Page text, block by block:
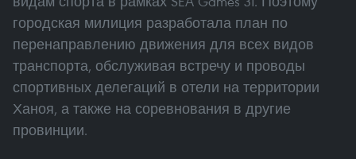
городская милиция разработала план по
перенаправлению движения для всех видов
транспорта, обслуживая встречу и проводы
спортивных делегаций в отели на территории
Ханоя, а также на соревнования в другие
провинции.